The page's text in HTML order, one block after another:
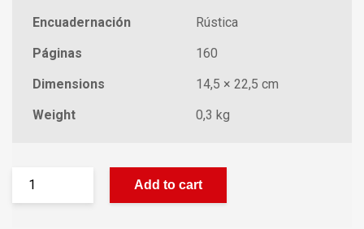
Encuadernación
Rústica
Páginas
160
Dimensions
14,5 × 22,5 cm
Weight
0,3 kg
Add to cart